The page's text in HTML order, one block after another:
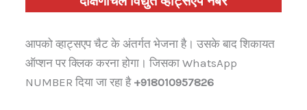
आपको व्हाट्सएप चैट के अंतर्गत भेजना है। उसके बाद शिकायत
ऑप्शन पर क्लिक करना होगा। जिसका WhatsApp
NUMBER दिया जा रहा है +918010957826